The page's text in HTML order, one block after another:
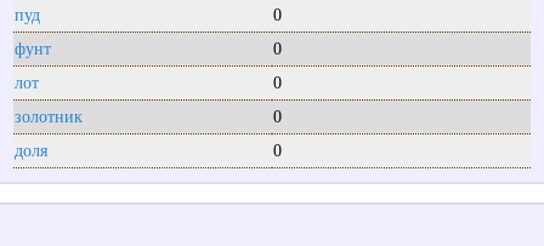
пуд
0
фунт
0
лот
0
золотник
0
доля
0